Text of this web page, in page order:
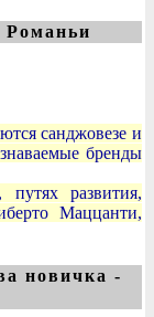
Романьи
санджовезе и
бренды
развития,
Маццанти,
новичка -